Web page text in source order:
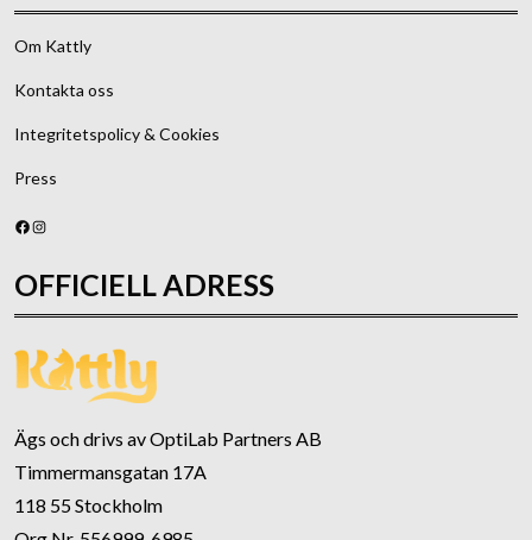
Om Kattly
Kontakta oss
Integritetspolicy & Cookies
Press
Facebook
Instagram
OFFICIELL ADRESS
Ägs och drivs av OptiLab Partners AB
Timmermansgatan 17A
118 55 Stockholm